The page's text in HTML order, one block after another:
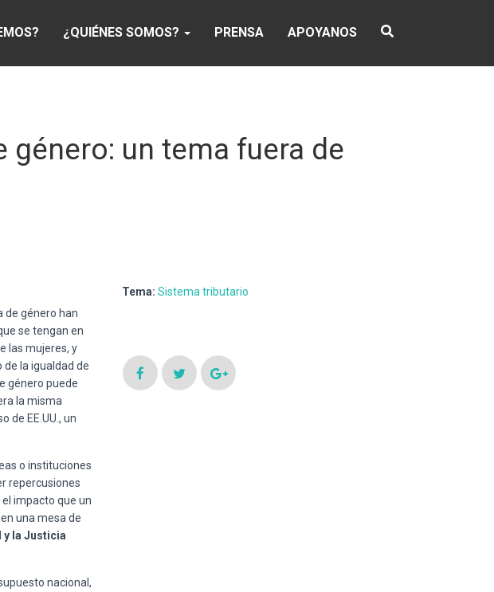
¿QUIÉNES SOMOS? PRENSA APOYANOS
género: un tema fuera de
de género han
se tengan en
las mujeres, y
la igualdad de
género puede
la misma
de EE.UU., un
o instituciones
repercusiones
impacto que un
una mesa de
y la Justicia
nacional,
Tema: Sistema tributario